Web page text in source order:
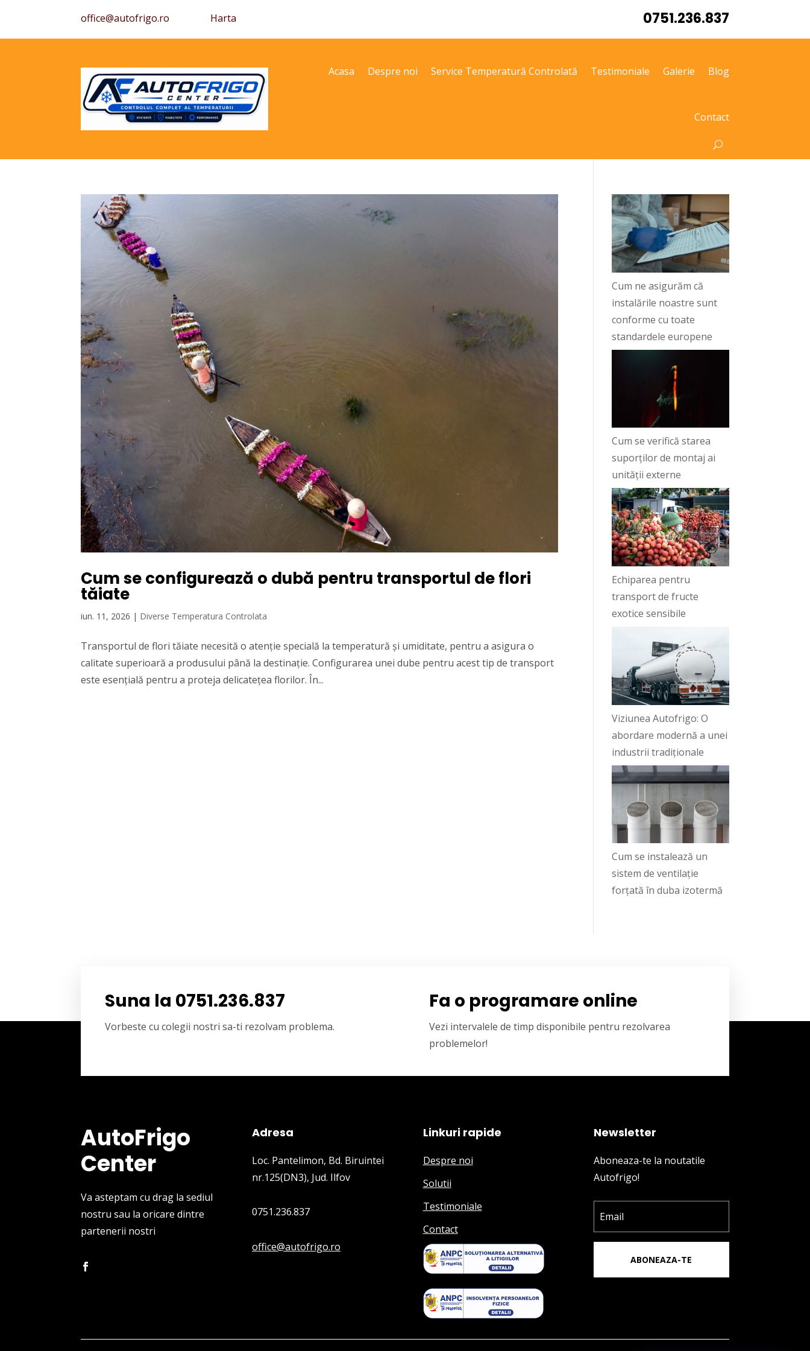
office@autofrigo.ro Harta 0751.236.837
Acasa Despre noi Service Temperatură Controlată Testimoniale Galerie Blog
Contact
Cum se configurează o dubă pentru transportul de flori
tăiate
iun. 11, 2026 | Diverse Temperatura Controlata
Transportul de flori tăiate necesită o atenție specială la temperatură și umiditate, pentru a asigura o
calitate superioară a produsului până la destinație. Configurarea unei dube pentru acest tip de transport
este esențială pentru a proteja delicatețea florilor. În...
Cum ne asigurăm că
instalările noastre sunt
conforme cu toate
standardele europene
Cum se verifică starea
suporților de montaj ai
unității externe
Echiparea pentru
transport de fructe
exotice sensibile
Viziunea Autofrigo: O
abordare modernă a unei
industrii tradiționale
Cum se instalează un
sistem de ventilație
forțată în duba izotermă
Suna la 0751.236.837
Vorbeste cu colegii nostri sa-ti rezolvam problema.
Fa o programare online
Vezi intervalele de timp disponibile pentru rezolvarea
problemelor!
AutoFrigo
Center
Va asteptam cu drag la sediul
nostru sau la oricare dintre
partenerii nostri
Adresa
Loc. Pantelimon, Bd. Biruintei
nr.125(DN3), Jud. Ilfov
0751.236.837
office@autofrigo.ro
Linkuri rapide
Despre noi
Solutii
Testimoniale
Contact
Newsletter
Aboneaza-te la noutatile
Autofrigo!
ABONEAZA-TE